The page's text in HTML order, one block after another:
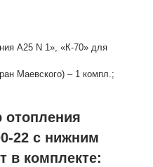
А25 N 1», «К-70» для
Маевского) – 1 компл.;
отопления
22 с нижним
в комплекте: